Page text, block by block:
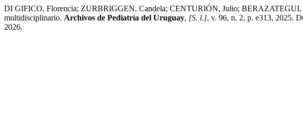
DI GIFICO, Florencia; ZURBRIGGEN, Candela; CENTURIÓN, Julio; BERAZATEGUI,
multidisciplinario. Archivos de Pediatría del Uruguay, [S. l.], v. 96, n. 2, p. e313, 2025.
2026.